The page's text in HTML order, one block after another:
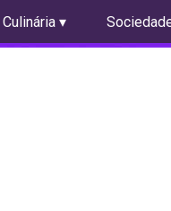
Culinária ▾